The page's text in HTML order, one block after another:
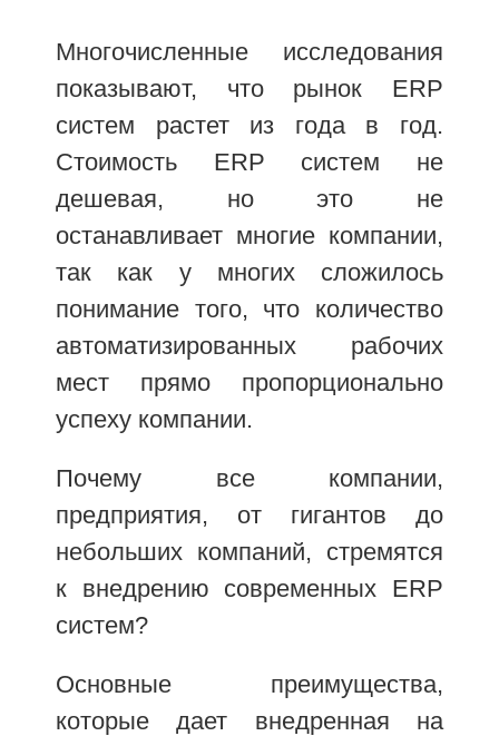
Многочисленные исследования
показывают, что рынок ERP
систем растет из года в год.
Стоимость ERP систем не
дешевая, но это не
останавливает многие компании,
так как у многих сложилось
понимание того, что количество
автоматизированных рабочих
мест прямо пропорционально
успеху компании.
Почему все компании,
предприятия, от гигантов до
небольших компаний, стремятся
к внедрению современных ERP
систем?
Основные преимущества,
которые дает внедренная на